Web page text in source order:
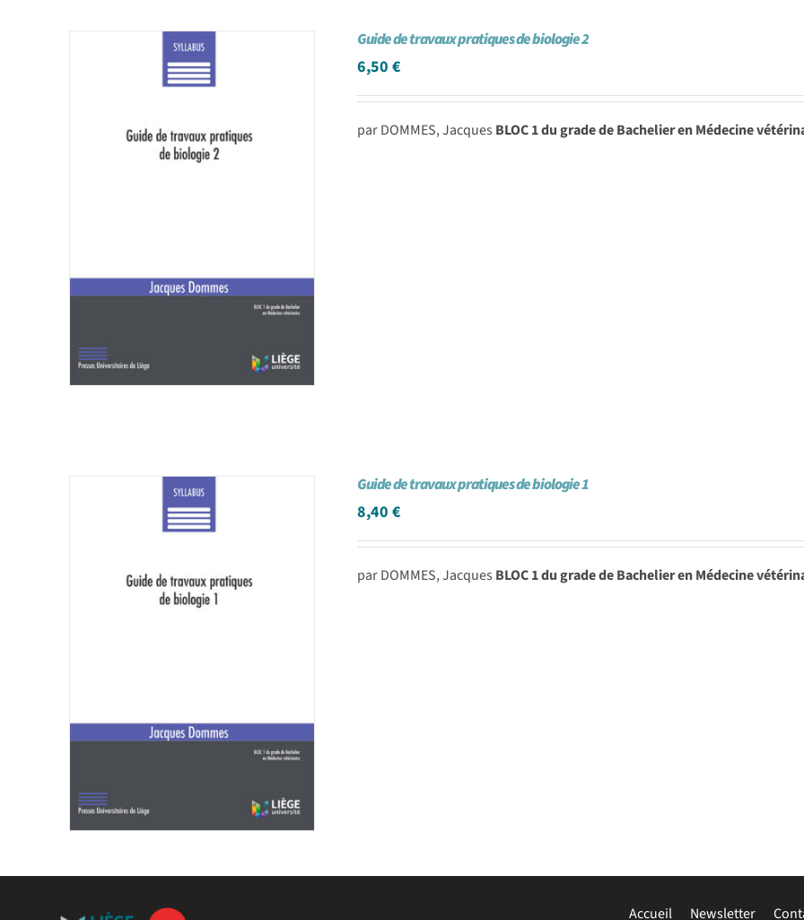
Guide de travaux pratiques de biologie 2
6,50€
par DOMMES, Jacques BLOC 1 du grade de Bachelier en Médecine
Guide de travaux pratiques de biologie 1
8,40€
par DOMMES, Jacques BLOC 1 du grade de Bachelier en Médecine
Accueil Newsletter